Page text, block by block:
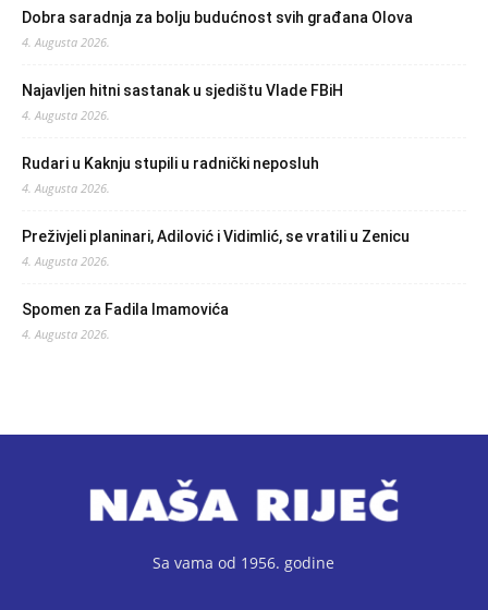
Dobra saradnja za bolju budućnost svih građana Olova
4. Augusta 2026.
Najavljen hitni sastanak u sjedištu Vlade FBiH
4. Augusta 2026.
Rudari u Kaknju stupili u radnički neposluh
4. Augusta 2026.
Preživjeli planinari, Adilović i Vidimlić, se vratili u Zenicu
4. Augusta 2026.
Spomen za Fadila Imamovića
4. Augusta 2026.
Sa vama od 1956. godine